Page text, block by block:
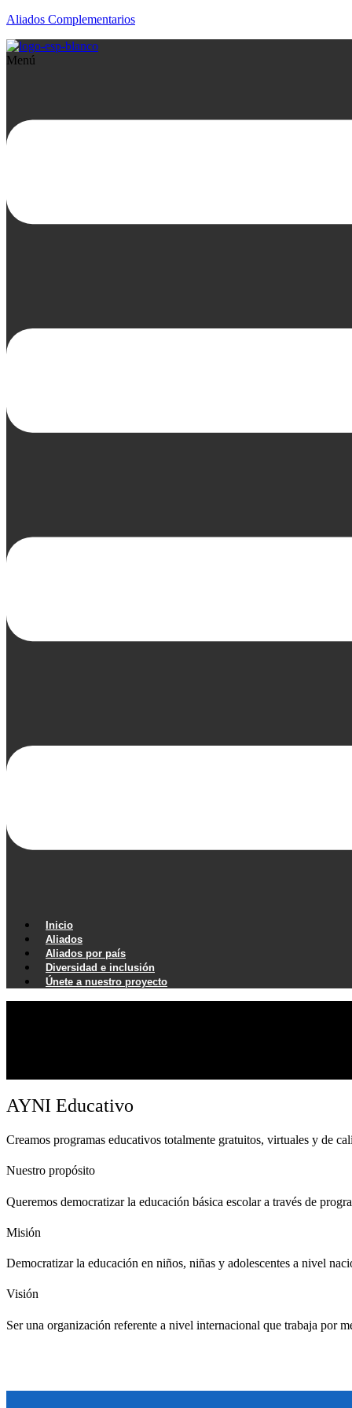
Aliados Complementarios
Menú
Inicio
Aliados
Aliados por país
Diversidad e inclusión
Únete a nuestro proyecto
AYNI Educativo
Creamos programas educativos totalmente gratuitos, virtuales y de
Nuestro propósito
Queremos democratizar la educación básica escolar a través de
Misión
Democratizar la educación en niños, niñas y adolescentes a nivel
Visión
Ser una organización referente a nivel internacional que trabaja por